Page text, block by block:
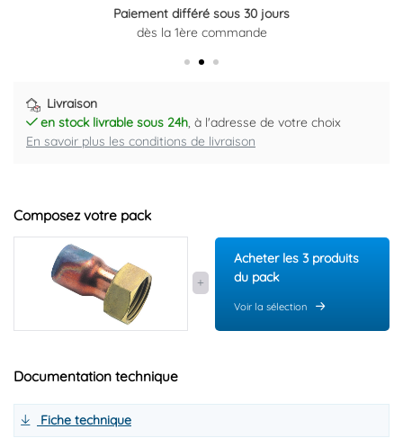
Paiement différé sous 30 jours
dès la 1ère commande
Retour gratuit sous 14 jours
Plus d'informations ici
Livraison
en stock livrable sous 24h, à l'adresse de votre choix
En savoir plus les conditions de livraison
Composez votre pack
Acheter les 3 produits
du pack
Voir la sélection
Documentation technique
Fiche technique